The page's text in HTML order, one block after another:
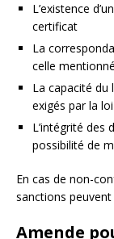
L’existence
certificat
La
celle
La capacité du
exigés par la loi
L’intégrité des
possibilité de
En cas de non-
sanctions peuvent
Amende